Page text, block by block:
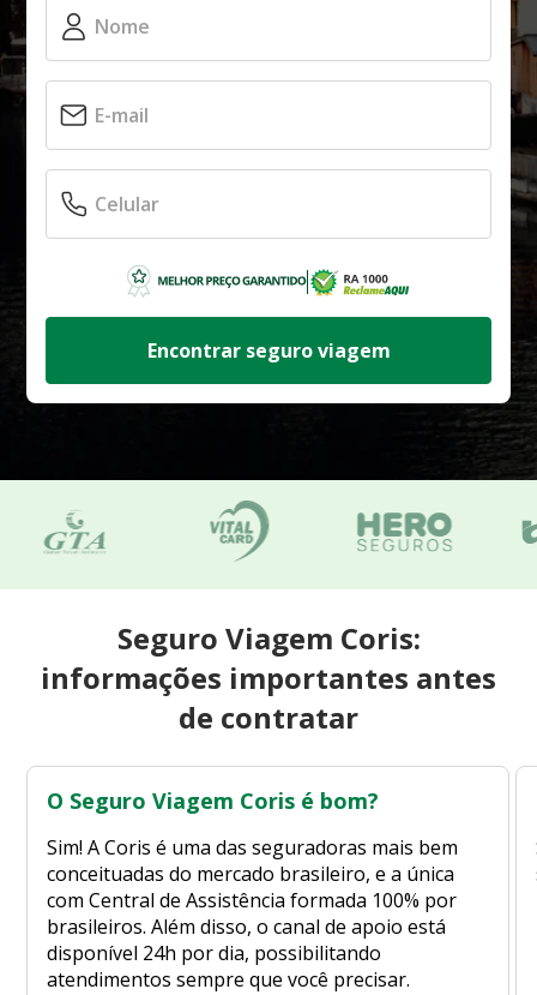
Encontrar seguro viagem
Seguro Viagem Coris:
informações importantes antes
de contratar
O Seguro Viagem Coris é bom?
Sim! A Coris é uma das seguradoras mais bem
conceituadas do mercado brasileiro, e a única
com Central de Assistência formada 100% por
brasileiros. Além disso, o canal de apoio está
disponível 24h por dia, possibilitando
atendimentos sempre que você precisar.